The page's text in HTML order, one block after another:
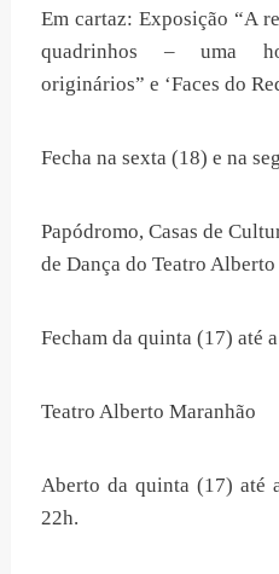
Em cartaz: Exposição “A
quadrinhos – uma
originários” e ‘Faces do
Fecha na sexta (18) e na
Papódromo, Casas de
de Dança do Teatro
Fecham da quinta (17) até
Teatro Alberto Maranhão
Aberto da quinta (17) até
22h.